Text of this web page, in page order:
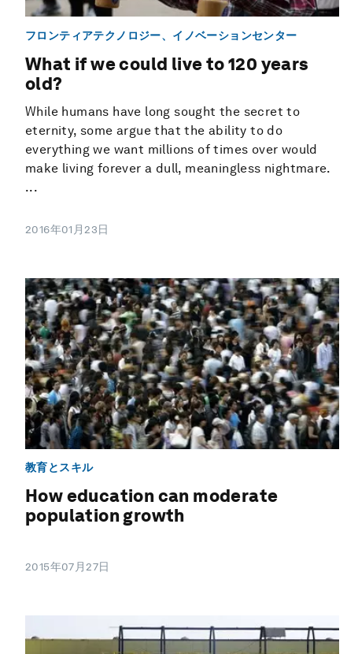
フロンティアテクノロジー、イノベーションセンター
What if we could live to 120 years
old?
While humans have long sought the secret to
eternity, some argue that the ability to do
everything we want millions of times over would
make living forever a dull, meaningless nightmare.
...
2016年01月23日
教育とスキル
How education can moderate
population growth
2015年07月27日